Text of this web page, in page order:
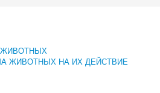
ЖИВОТНЫХ НА ИХ ДЕЙСТВИЕ